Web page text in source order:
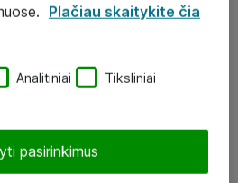
Plačiau skaitykite čia
Analitiniai Tiksliniai
pasirinkimus